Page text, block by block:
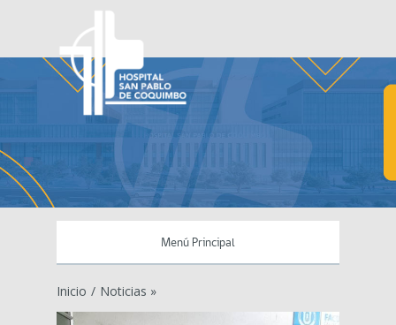
Menú Principal
Inicio / Noticias »